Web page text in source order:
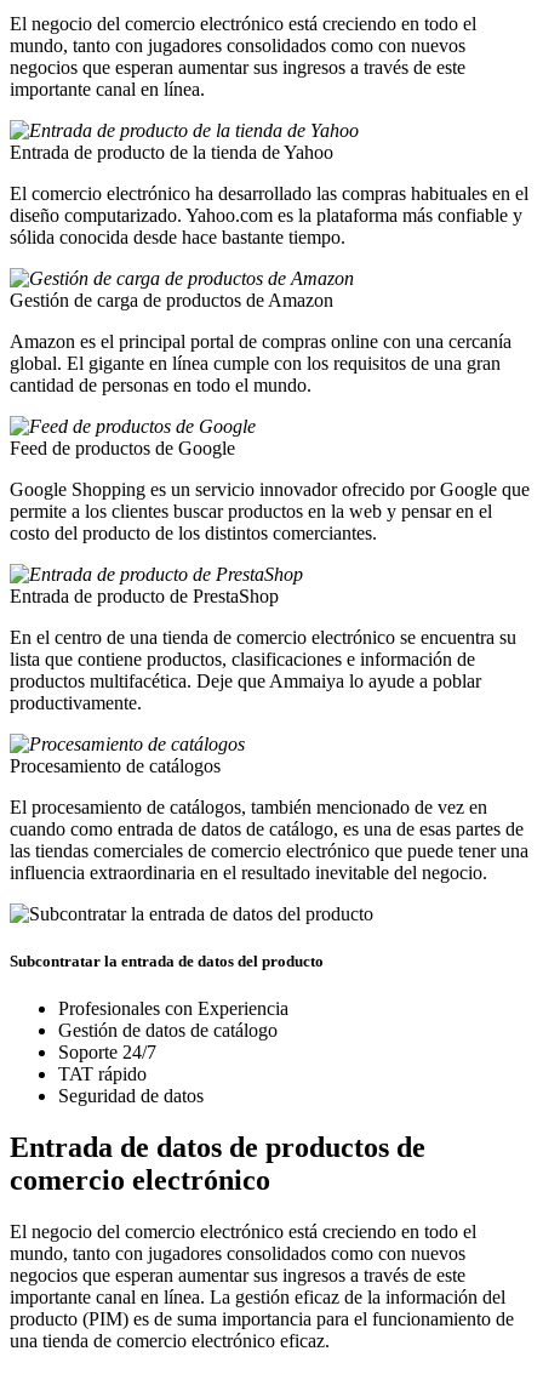
El negocio del comercio electrónico está creciendo en todo el
mundo, tanto con jugadores consolidados como con nuevos
negocios que esperan aumentar sus ingresos a través de este
importante canal en línea.
Entrada de producto de la tienda de Yahoo
El comercio electrónico ha desarrollado las compras habituales en el
diseño computarizado. Yahoo.com es la plataforma más confiable y
sólida conocida desde hace bastante tiempo.
Gestión de carga de productos de Amazon
Amazon es el principal portal de compras online con una cercanía
global. El gigante en línea cumple con los requisitos de una gran
cantidad de personas en todo el mundo.
Feed de productos de Google
Google Shopping es un servicio innovador ofrecido por Google que
permite a los clientes buscar productos en la web y pensar en el
costo del producto de los distintos comerciantes.
Entrada de producto de PrestaShop
En el centro de una tienda de comercio electrónico se encuentra su
lista que contiene productos, clasificaciones e información de
productos multifacética. Deje que Ammaiya lo ayude a poblar
productivamente.
Procesamiento de catálogos
El procesamiento de catálogos, también mencionado de vez en
cuando como entrada de datos de catálogo, es una de esas partes de
las tiendas comerciales de comercio electrónico que puede tener una
influencia extraordinaria en el resultado inevitable del negocio.
Subcontratar la entrada de datos del producto
Profesionales con Experiencia
Gestión de datos de catálogo
Soporte 24/7
TAT rápido
Seguridad de datos
Entrada de datos de productos de
comercio electrónico
El negocio del comercio electrónico está creciendo en todo el
mundo, tanto con jugadores consolidados como con nuevos
negocios que esperan aumentar sus ingresos a través de este
importante canal en línea. La gestión eficaz de la información del
producto (PIM) es de suma importancia para el funcionamiento de
una tienda de comercio electrónico eficaz.